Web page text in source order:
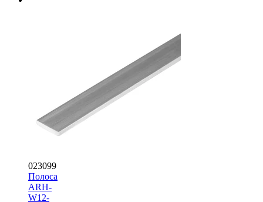
023099
Полоса
ARH-
W12-